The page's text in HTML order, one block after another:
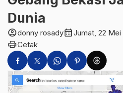
Dunia
account_circledonny rosadycalendar_monthJumat, 22 Mei
printCetak